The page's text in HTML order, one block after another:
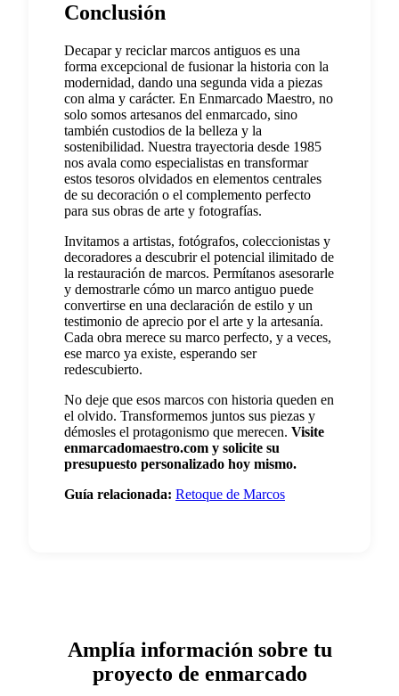
Conclusión
Decapar y reciclar marcos antiguos es una
forma excepcional de fusionar la historia con la
modernidad, dando una segunda vida a piezas
con alma y carácter. En Enmarcado Maestro, no
solo somos artesanos del enmarcado, sino
también custodios de la belleza y la
sostenibilidad. Nuestra trayectoria desde 1985
nos avala como especialistas en transformar
estos tesoros olvidados en elementos centrales
de su decoración o el complemento perfecto
para sus obras de arte y fotografías.
Invitamos a artistas, fotógrafos, coleccionistas y
decoradores a descubrir el potencial ilimitado de
la restauración de marcos. Permítanos asesorarle
y demostrarle cómo un marco antiguo puede
convertirse en una declaración de estilo y un
testimonio de aprecio por el arte y la artesanía.
Cada obra merece su marco perfecto, y a veces,
ese marco ya existe, esperando ser
redescubierto.
No deje que esos marcos con historia queden en
el olvido. Transformemos juntos sus piezas y
démosles el protagonismo que merecen. Visite
enmarcadomaestro.com y solicite su
presupuesto personalizado hoy mismo.
Guía relacionada: Retoque de Marcos
Amplía información sobre tu
proyecto de enmarcado